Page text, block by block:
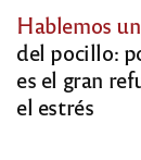
Hablemos
del pocillo:
es el gran
el estrés